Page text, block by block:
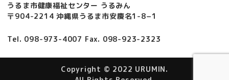
うるま市健康福祉センター うるみん
〒904-2214 沖縄県うるま市安慶名1-8−1
Tel. 098-973-4007 Fax. 098-923-2323
Copyright © 2022 URUMIN.